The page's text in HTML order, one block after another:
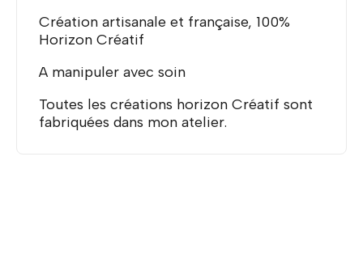
Création artisanale et française, 100%
Horizon Créatif
A manipuler avec soin
Toutes les créations horizon Créatif sont
fabriquées dans mon atelier.